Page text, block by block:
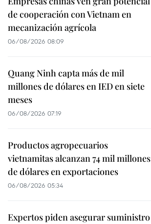
de cooperación con Vietnam en
mecanización agrícola
06/08/2026 08:09
Quang Ninh capta más de mil
millones de dólares en IED en siete
meses
06/08/2026 07:19
Productos agropecuarios
vietnamitas alcanzan 74 mil millones
de dólares en exportaciones
06/08/2026 05:34
Expertos piden asegurar suministro